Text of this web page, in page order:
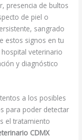
presencia de bultos
de piel o
sangrado
estos signos en tu
veterinario
y diagnóstico
a los posibles
para poder detectar
el tratamiento
CDMX